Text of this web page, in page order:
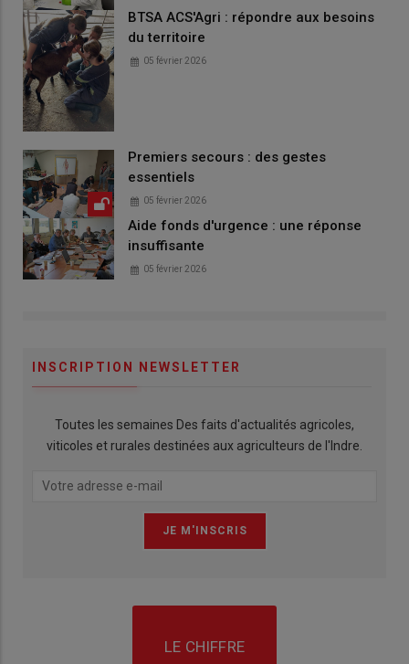
BTSA ACS'Agri : répondre aux besoins
du territoire
05 février 2026
Premiers secours : des gestes
essentiels
05 février 2026
Aide fonds d'urgence : une réponse
insuffisante
05 février 2026
INSCRIPTION NEWSLETTER
Toutes les semaines Des faits d'actualités agricoles,
viticoles et rurales destinées aux agriculteurs de l'Indre.
LE CHIFFRE